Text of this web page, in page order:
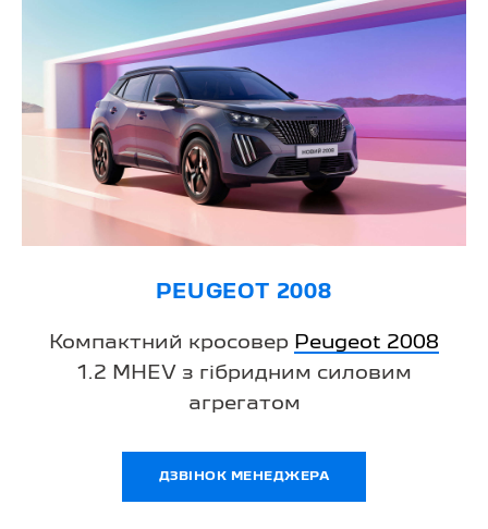
PEUGEOT 2008
Компактний кросовер Peugeot 2008
1.2 MHEV з гібридним силовим
агрегатом
ДЗВІНОК МЕНЕДЖЕРА